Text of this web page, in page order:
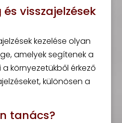
visszajelzések
kezelése olyan
amelyek segítenek a
a környezetükből érkező
különösen a
tanács?